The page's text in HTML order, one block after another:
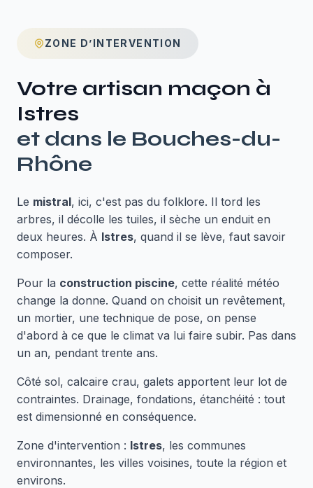
ZONE D’INTERVENTION
Votre artisan maçon à
Istres
et dans le Bouches-du-
Rhône
Le mistral, ici, c'est pas du folklore. Il tord les
arbres, il décolle les tuiles, il sèche un enduit en
deux heures. À Istres, quand il se lève, faut savoir
composer.
Pour la construction piscine, cette réalité météo
change la donne. Quand on choisit un revêtement,
un mortier, une technique de pose, on pense
d'abord à ce que le climat va lui faire subir. Pas dans
un an, pendant trente ans.
Côté sol, calcaire crau, galets apportent leur lot de
contraintes. Drainage, fondations, étanchéité : tout
est dimensionné en conséquence.
Zone d'intervention : Istres, les communes
environnantes, les villes voisines, toute la région et
environs.